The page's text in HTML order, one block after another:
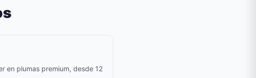
en plumas premium, desde 12